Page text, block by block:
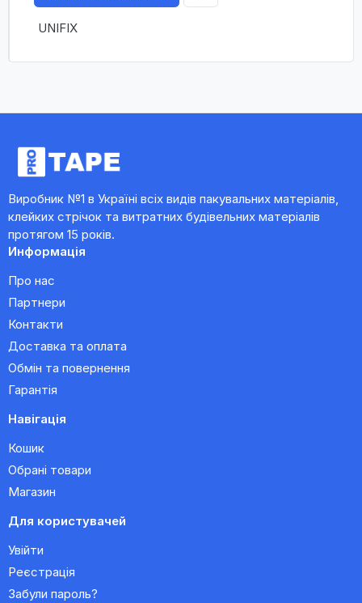
UNIFIX
Виробник №1 в Україні всіх видів пакувальних матеріалів,
клейких стрічок та витратних будівельних матеріалів
протягом 15 років.
Информація
Про нас
Партнери
Контакти
Доставка та оплата
Обмін та повернення
Гарантія
Навігація
Кошик
Обрані товари
Магазин
Для користувачей
Увійти
Реєстрація
Забули пароль?